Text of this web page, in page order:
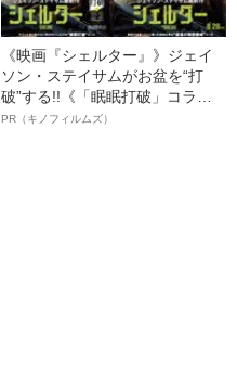
《映画『シェルター』》ジェイ
ソン・ステイサムがお盆を“打
破”する!!《「眠眠打破」コラ
ボ》
PR（キノフィルムズ）